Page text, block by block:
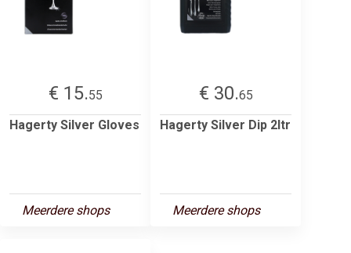
€ 15.55
Hagerty Silver Gloves
Meerdere shops
€ 30.65
Hagerty Silver Dip 2ltr
Meerdere shops